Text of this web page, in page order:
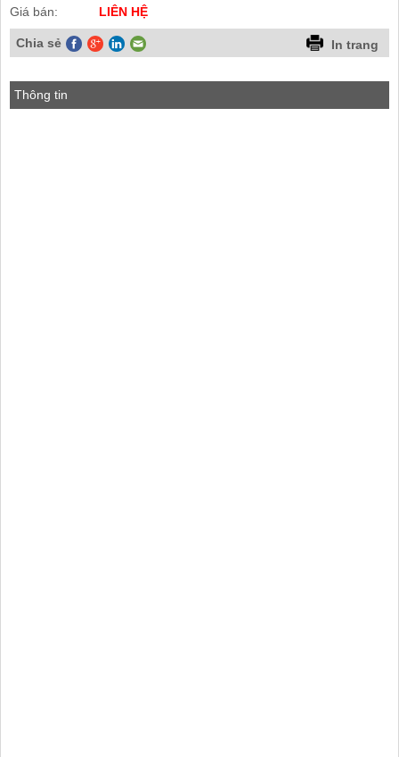
Giá bán: LIÊN HỆ
Chia sẻ In trang
Thông tin